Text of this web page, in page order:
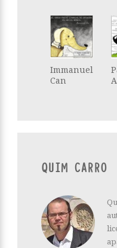
Immanuel
Can
QUIM CARRO